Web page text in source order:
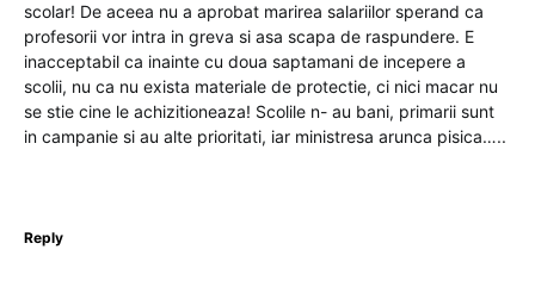
scolar! De aceea nu a aprobat marirea salariilor sperand ca
profesorii vor intra in greva si asa scapa de raspundere. E
inacceptabil ca inainte cu doua saptamani de incepere a
scolii, nu ca nu exista materiale de protectie, ci nici macar nu
se stie cine le achizitioneaza! Scolile n- au bani, primarii sunt
in campanie si au alte prioritati, iar ministresa arunca pisica…..
Reply